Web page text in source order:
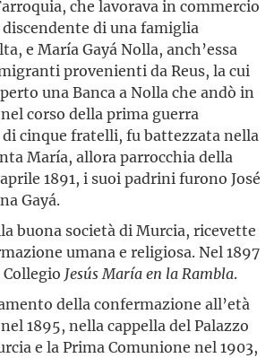
che lavorava in commercio
discendente di una famiglia
e María Gayá Nolla, anch’essa
provenienti da Reus, la cui
una Banca a Nolla che andò in
corso della prima guerra
di cinque fratelli, fu battezzata nella
María, allora parrocchia della
1891, i suoi padrini furono José
Gayá.
buona società di Murcia, ricevette
umana e religiosa. Nel 1897
JesúsMaríaen laRambla.
della confermazione all’età
1895, nella cappella del Palazzo
e la Prima Comunione nel 1903,